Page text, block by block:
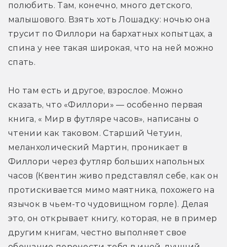
полюбить. Там, конечно, много детского,
малышового. Взять хоть Лошадку: ночью она
трусит по Филлори на бархатных копытцах, а
спина у нее такая широкая, что на ней можно
спать.
Но там есть и другое, взрослое. Можно
сказать, что «Филлори» — особенно первая
книга, « Мир в футляре часов», написаны о
чтении как таковом. Старший Четуин,
меланхолический Мартин, проникает в
Филлори через футляр больших напольных
часов (Квентин живо представлял себе, как он
протискивается мимо маятника, похожего на
язычок в чьем-то чудовищном горле). Делая
это, он открывает книгу, которая, не в пример
другим книгам, честно выполняет свое